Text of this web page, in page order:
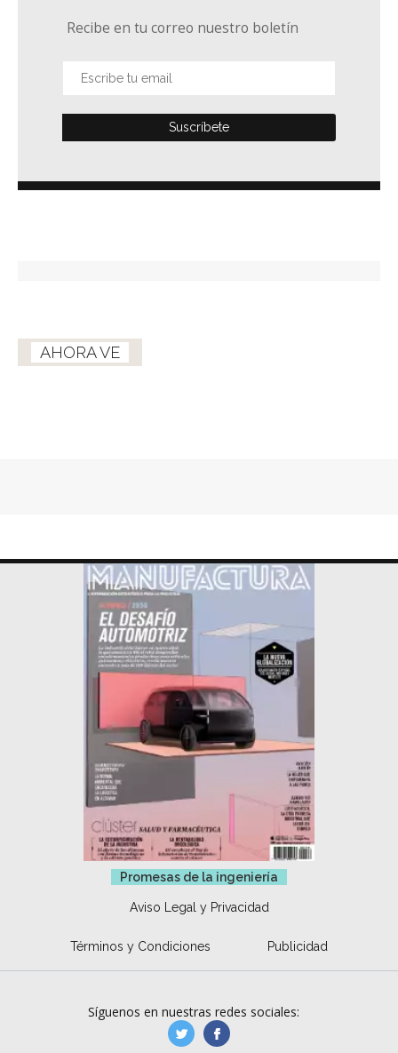
Recibe en tu correo nuestro boletín
AHORA VE
Promesas de la ingeniería
Aviso Legal y Privacidad
Términos y Condiciones Publicidad
Síguenos en nuestras redes sociales:
manufacturaGE